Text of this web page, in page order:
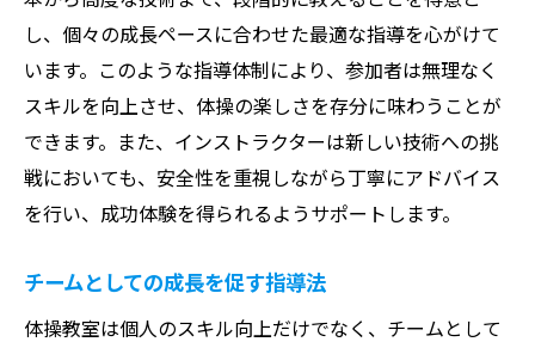
し、個々の成長ペースに合わせた最適な指導を心がけて
います。このような指導体制により、参加者は無理なく
スキルを向上させ、体操の楽しさを存分に味わうことが
できます。また、インストラクターは新しい技術への挑
戦においても、安全性を重視しながら丁寧にアドバイス
を行い、成功体験を得られるようサポートします。
チームとしての成長を促す指導法
体操教室は個人のスキル向上だけでなく、チームとして